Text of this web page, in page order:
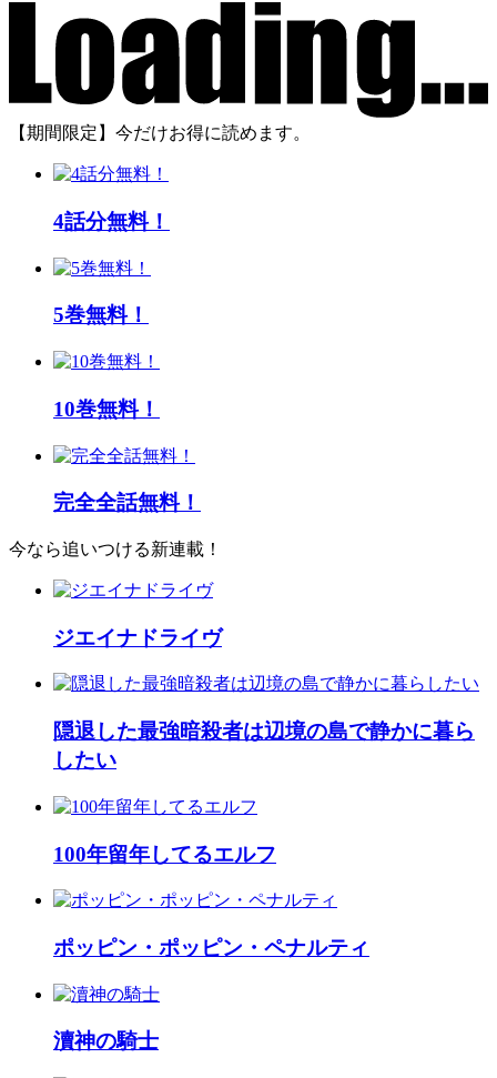
【期間限定】今だけお得に読めます。
4話分無料！
5巻無料！
10巻無料！
完全全話無料！
今なら追いつける新連載！
ジエイナドライヴ
隠退した最強暗殺者は辺境の島で静かに暮ら
したい
100年留年してるエルフ
ポッピン・ポッピン・ペナルティ
瀆神の騎士